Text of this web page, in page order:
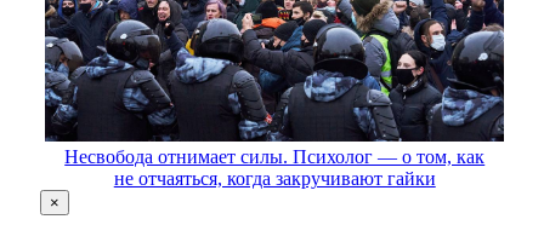
Несвобода отнимает силы. Психолог — о том, как
не отчаяться, когда закручивают гайки
×